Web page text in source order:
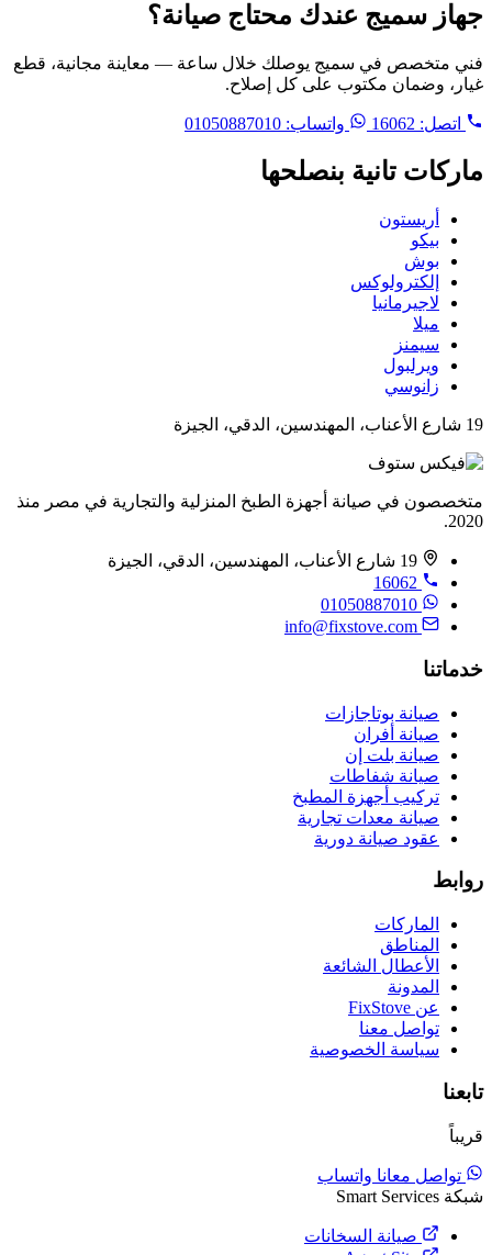
جهاز سميج عندك محتاج صيانة؟
فني متخصص في سميج يوصلك خلال ساعة — معاينة مجانية، قطع
غيار، وضمان مكتوب على كل إصلاح.
اتصل: 16062 واتساب: 01050887010
ماركات تانية بنصلحها
أريستون
بيكو
بوش
إلكترولوكس
لاجيرمانيا
ميلا
سيمنز
ويرلبول
زانوسي
19 شارع الأعناب، المهندسين، الدقي، الجيزة
متخصصون في صيانة أجهزة الطبخ المنزلية والتجارية في مصر منذ
2020.
19 شارع الأعناب، المهندسين، الدقي، الجيزة
16062
01050887010
info@fixstove.com
خدماتنا
صيانة بوتاجازات
صيانة أفران
صيانة بلت إن
صيانة شفاطات
تركيب أجهزة المطبخ
صيانة معدات تجارية
عقود صيانة دورية
روابط
الماركات
المناطق
الأعطال الشائعة
المدونة
عن FixStove
تواصل معنا
سياسة الخصوصية
تابعنا
قريباً
تواصل معانا واتساب
شبكة Smart Services
صيانة السخانات